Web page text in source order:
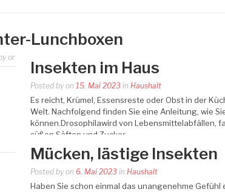
Lunchboxen
on
Insekten im Haus
Posted by on 15. Mai 2023 in Haushalt
Es reicht, Krümel, Essensreste oder Obst in der
Welt. Nachfolgend finden Sie eine Anleitung, wie
können.Drosophilawird von Lebensmittelabfällen,
süßen Säften und Zucker…
Mücken, lästige Insekten
Posted by on 6. Mai 2023 in Haushalt
Haben Sie schon einmal das unangenehme Gefühl